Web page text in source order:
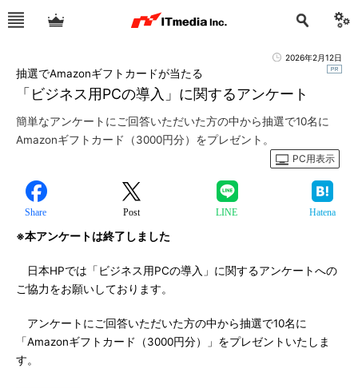
2026年2月12日
「ビジネス用PCの導入」に関するアンケート
抽選でAmazonギフトカードが当たる
簡単なアンケートにご回答いただいた方の中から抽選で10名に
Amazonギフトカード（3000円分）をプレゼント。
PC用表示
Share Post LINE Hatena
※本アンケートは終了しました
日本HPでは「ビジネス用PCの導入」に関するアンケートへの
ご協力をお願いしております。
アンケートにご回答いただいた方の中から抽選で10名に
「Amazonギフトカード（3000円分）」をプレゼントいたしま
す。